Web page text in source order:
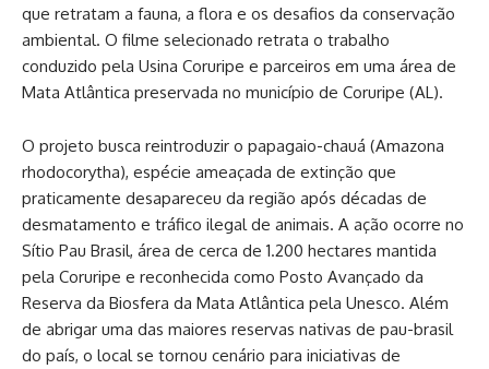
que retratam a fauna, a flora e os desafios da conservação
ambiental. O filme selecionado retrata o trabalho
conduzido pela Usina Coruripe e parceiros em uma área de
Mata Atlântica preservada no município de Coruripe (AL).
O projeto busca reintroduzir o papagaio-chauá (Amazona
rhodocorytha), espécie ameaçada de extinção que
praticamente desapareceu da região após décadas de
desmatamento e tráfico ilegal de animais. A ação ocorre no
Sítio Pau Brasil, área de cerca de 1.200 hectares mantida
pela Coruripe e reconhecida como Posto Avançado da
Reserva da Biosfera da Mata Atlântica pela Unesco. Além
de abrigar uma das maiores reservas nativas de pau-brasil
do país, o local se tornou cenário para iniciativas de